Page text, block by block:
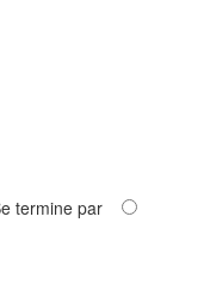
termine par